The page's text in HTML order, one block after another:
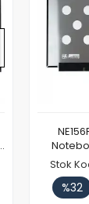
Stok
%32